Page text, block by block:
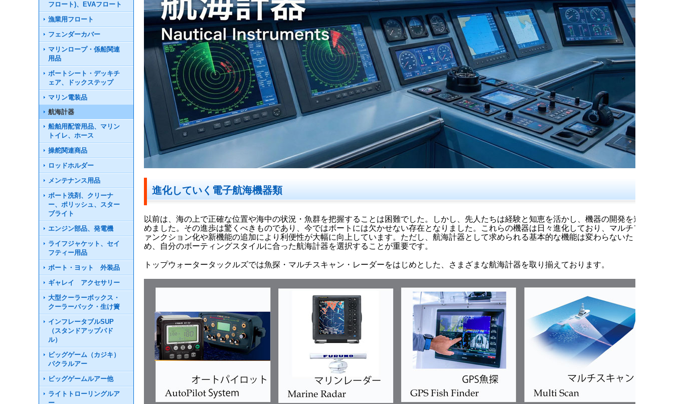
フロート)、EVAフロート
漁業用フロート
フェンダーカバー
マリンロープ・係船関連
用品
ボートシート・デッキチ
ェア、ドックステップ
マリン電装品
航海計器
船舶用配管用品、マリン
トイレ、ホース
操舵関連商品
ロッドホルダー
メンテナンス用品
ボート洗剤、クリーナ
ー、ポリッシュ、スター
ブライト
エンジン部品、発電機
ライフジャケット、セイ
フティー用品
ボート・ヨット 外装品
ギャレイ アクセサリー
大型クーラーボックス・
クーラーバック・生け簀
インフレータブルSUP
（スタンドアップパド
ル）
ビッグゲーム（カジキ）
パクラルアー
ビッグゲームルアー他
ライトトローリングルア
進化していく電子航海機器類
以前は、海の上で正確な位置や海中の状況・魚群を把握することは困難でした。しかし、先人たちは経験と知恵を活かし、機器の開発を進
めました。その進歩は驚くべきものであり、今ではボートには欠かせない存在となりました。これらの機器は日々進化しており、マルチフ
ァンクション化や新機能の追加により利便性が大幅に向上しています。ただし、航海計器として求められる基本的な機能は変わらないた
め、自分のボーティングスタイルに合った航海計器を選択することが重要です。
トップウォータータックルズでは魚探・マルチスキャン・レーダーをはじめとした、さまざまな航海計器を取り揃えております。